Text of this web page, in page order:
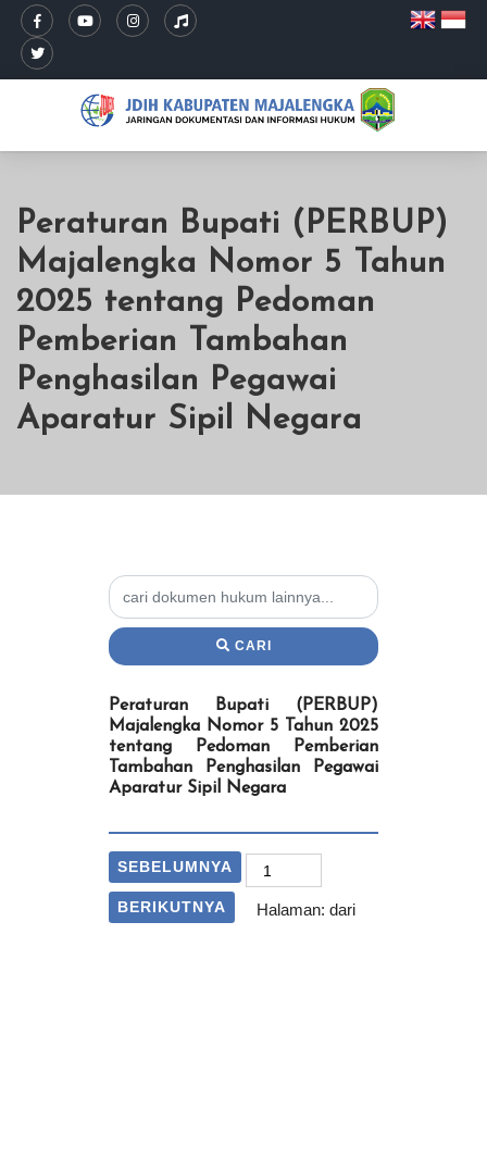
Peraturan Bupati (PERBUP)
Majalengka Nomor 5 Tahun
2025 tentang Pedoman
Pemberian Tambahan
Penghasilan Pegawai
Aparatur Sipil Negara
CARI
Peraturan Bupati (PERBUP)
Majalengka Nomor 5 Tahun 2025
tentang Pedoman Pemberian
Tambahan Penghasilan Pegawai
Aparatur Sipil Negara
SEBELUMNYA
BERIKUTNYA Halaman: dari